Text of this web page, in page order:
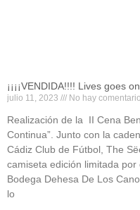
¡¡¡¡VENDIDA!!!! Lives goes
julio 11, 2023 No hay
Realización de la II Cena
Continua”. Junto con la
Cádiz Club de Fútbol, The
camiseta edición limitada
Bodega Dehesa De Los
lo